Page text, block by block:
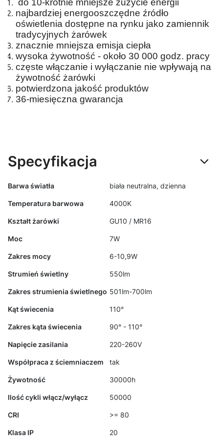
do 10-krotnie mniejsze zużycie energii
najbardziej energooszczędne źródło
oświetlenia dostępne na rynku jako zamiennik
tradycyjnych żarówek
znacznie mniejsza emisja ciepła
wysoka żywotność - około 30 000 godz. pracy
częste włączanie i wyłączanie nie wpływają na
żywotność żarówki
potwierdzona jakość produktów
36-miesięczna gwarancja
Specyfikacja
Barwa światła biała neutralna, dzienna
Temperatura barwowa 4000K
Kształt żarówki GU10 / MR16
Moc 7W
Zakres mocy 6-10,9W
Strumień świetlny 550lm
Zakres strumienia świetlnego 501lm-700lm
Kąt świecenia 110°
Zakres kąta świecenia 90° - 110°
Napięcie zasilania 220-260V
Współpraca z ściemniaczem tak
Żywotność 30000h
Ilość cykli włącz/wyłącz 50000
CRI >= 80
Klasa IP 20